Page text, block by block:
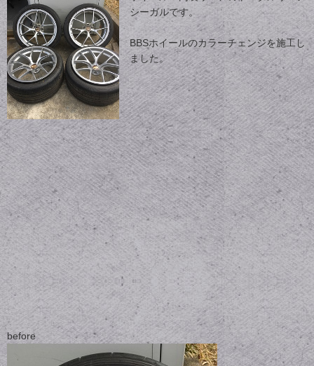
シーガルです。
BBSホイールのカラーチェンジを施工し
ました。
before